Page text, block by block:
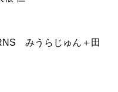
みうらじゅん＋田